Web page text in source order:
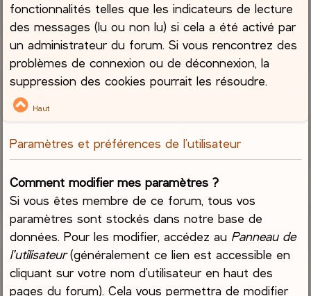
fonctionnalités telles que les indicateurs de lecture
des messages (lu ou non lu) si cela a été activé par
un administrateur du forum. Si vous rencontrez des
problèmes de connexion ou de déconnexion, la
suppression des cookies pourrait les résoudre.
Haut
Paramètres et préférences de l’utilisateur
Comment modifier mes paramètres ?
Si vous êtes membre de ce forum, tous vos
paramètres sont stockés dans notre base de
données. Pour les modifier, accédez au Panneau de
l’utilisateur(généralement ce lien est accessible en
cliquant sur votre nom d’utilisateur en haut des
pages du forum). Cela vous permettra de modifier